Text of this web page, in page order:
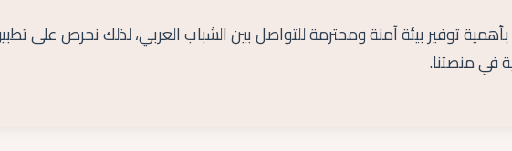
توفير بيئة آمنة ومحترمة للتواصل بين الشباب العربي، لذلك نحرص على
في منصتنا.